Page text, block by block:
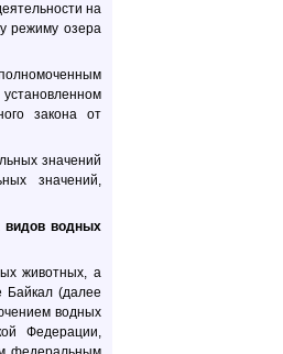
на
режиму озера
закона от
значений
значений,
видов водных
животных, а
Байкал (далее
водных
Федерации,